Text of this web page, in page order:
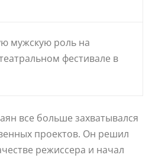
мужскую роль на
фестивале в
все больше захватывался
проектов. Он решил
режиссера и начал